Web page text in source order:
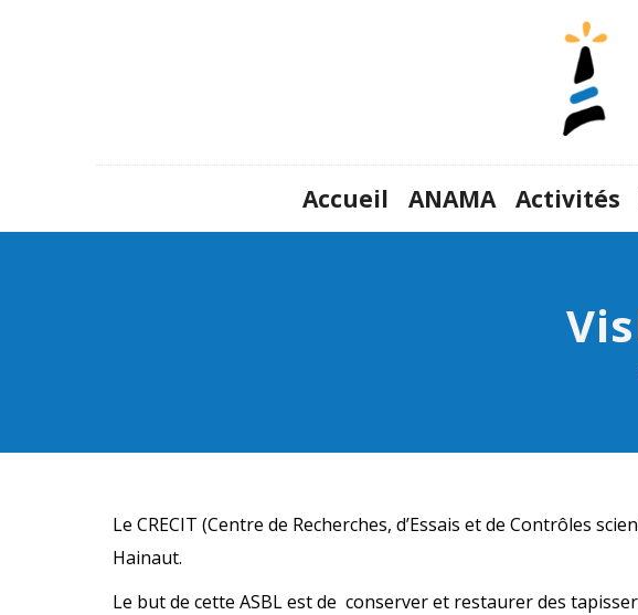
Accueil ANAMA Activités
Le CRECIT (Centre de Recherches, d’Essais et de Contrôles
Hainaut.
Le but de cette ASBL est de conserver et restaurer des